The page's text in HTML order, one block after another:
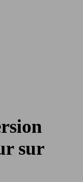
sur